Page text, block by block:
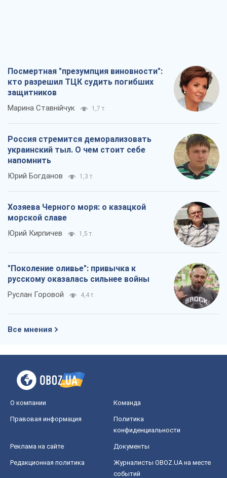
Посмертная "презумпция виновности":
кто разрешил ТЦК судить погибших
защитников
Марина Ставнійчук 1,7 т.
Россия стремится деморализовать
украинский тыл. О чем стоит себе
напомнить
Юрий Богданов 1,3 т.
Хозяева Черного моря: о казацкой
морской славе
Юрий Кирпичев 1,5 т.
"Поколение оливье": привычка к
русскому оказалась сильнее войны
Руслан Горовой 4,4 т.
Все мнения
О компании Команда
Правовая информация
Политика
конфиденциальности
Реклама на сайте Документы
Редакционная политика
Журналисты OBOZ.UA на месте
событий